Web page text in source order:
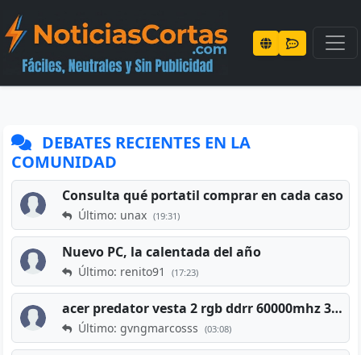
DEBATES RECIENTES EN LA
COMUNIDAD
Consulta qué portatil comprar en cada caso
Último: unax (19:31)
Nuevo PC, la calentada del año
Último: renito91 (17:23)
acer predator vesta 2 rgb ddrr 60000mhz 32gb x2 16gb
Último: gvngmarcosss (03:08)